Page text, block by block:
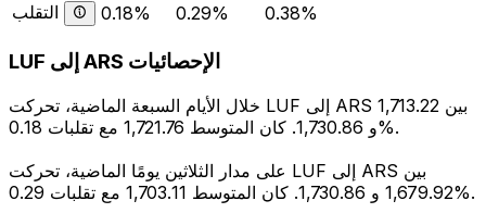
التقلب
0.18% 0.29% 0.38%
LUF إلى ARS الإحصائيات
خلال الأيام السبعة الماضية، تحركت LUF إلى ARS بين 1,713.22
و 1,730.86. كان المتوسط 1,721.76 مع تقلبات 0.18%.
على مدار الثلاثين يومًا الماضية، تحركت LUF إلى ARS بين
1,679.92 و 1,730.86. كان المتوسط 1,703.11 مع تقلبات 0.29%.